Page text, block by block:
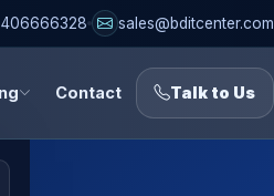
sales@bditcenter.com
Contact Talk to Us